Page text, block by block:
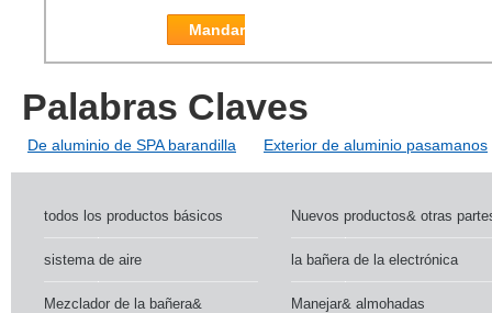
Mandar
Palabras Claves
De aluminio de SPA barandilla Exterior de aluminio pasamanos
todos los productos básicos Nuevos productos& otras
sistema de aire la bañera de la electrónica
Mezclador de la bañera& Manejar& almohadas